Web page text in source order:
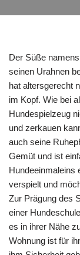
Der Süße
seinen Urahnen
hat altersgerecht
im Kopf. Wie bei
Hundespielzeug
und zerkauen
auch seine
Gemüt und ist
Hundeeinmaleins
verspielt und
Zur Prägung des
einer
es in ihrer Nähe
Wohnung ist für